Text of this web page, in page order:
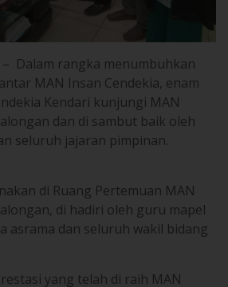
– Dalam rangka menumbuhkan
Kendari kunjungi MAN
dan di sambut baik oleh
seluruh jajaran pimpinan.
di Ruang Pertemuan MAN
asrama dan seluruh wakil bidang
yang telah di raih MAN